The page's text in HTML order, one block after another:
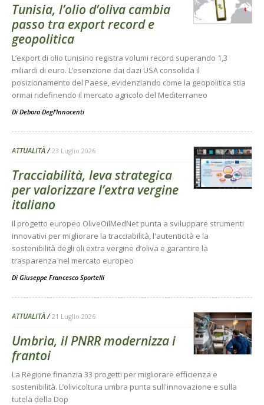
Tunisia, l’olio d’oliva cambia
passo tra export record e
geopolitica
L’export di olio tunisino registra volumi record superando 1,3
miliardi di euro. L’esenzione dai dazi USA consolida il
posizionamento del Paese, evidenziando come la geopolitica stia
ormai ridefinendo il mercato agricolo del Mediterraneo
Di Debora Degl’Innocenti
ATTUALITÀ 23 Luglio 2026
Tracciabilità, leva strategica
per valorizzare l’extra vergine
italiano
Il progetto europeo OliveOilMedNet punta a sviluppare strumenti
innovativi per migliorare la tracciabilità, l'autenticità e la
sostenibilità degli oli extra vergine d’oliva e garantire la
trasparenza nel mercato europeo
Di Giuseppe Francesco Sportelli
ATTUALITÀ 21 Luglio 2026
Umbria, il PNRR modernizza i
frantoi
La Regione finanzia 33 progetti per migliorare efficienza e
sostenibilità. L’olivicoltura umbra punta sull'innovazione e sulla
tutela della Dop